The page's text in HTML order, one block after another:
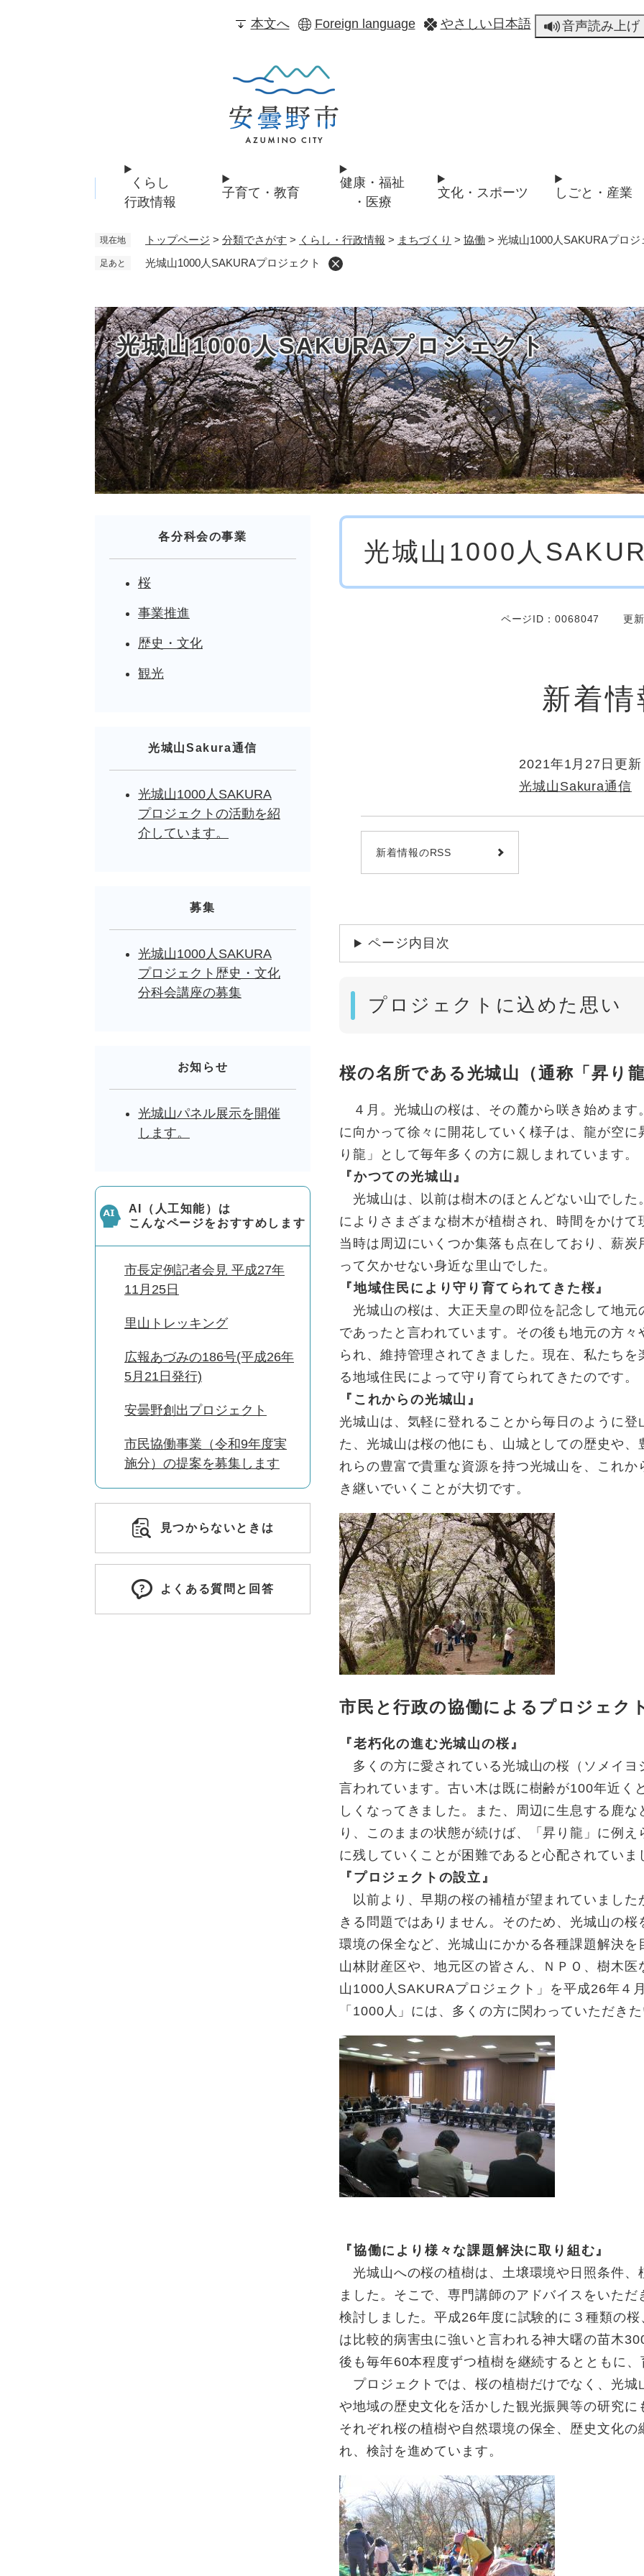
本文へ Foreign language やさしい日本語 音声読み上げ
くらし
行政情報
子育て・教育
健康・福祉
・医療
文化・スポーツ しごと・産業
現在地 トップページ > 分類でさがす > くらし・行政情報 > まちづくり > 協働 > 光城山1000人SAKURAプロジ
足あと 光城山1000人SAKURAプロジェクト
光城山1000人SAKURAプロジェクト
光城山1000人
ページID：0068047 更
新着情
2021年1月27日更新
光城山Sakura通信
新着情報のRSS
ページ内目次
プロジェクトに込めた思い
桜の名所である光城山（通称「昇り
４月。光城山の桜は、その麓から咲き始めます
に向かって徐々に開花していく様子は、龍が空
り龍」として毎年多くの方に親しまれています。
『かつての光城山』
光城山は、以前は樹木のほとんどない山でした
によりさまざまな樹木が植樹され、時間をかけ
当時は周辺にいくつか集落も点在しており、薪
って欠かせない身近な里山でした。
『地域住民により守り育てられてきた桜』
光城山の桜は、大正天皇の即位を記念して地元
であったと言われています。その後も地元の方
られ、維持管理されてきました。現在、私たち
る地域住民によって守り育てられてきたのです。
『これからの光城山』
光城山は、気軽に登れることから毎日のように
た、光城山は桜の他にも、山城としての歴史や
れらの豊富で貴重な資源を持つ光城山を、これ
き継いでいくことが大切です。
市民と行政の協働によるプロジェク
『老朽化の進む光城山の桜』
多くの方に愛されている光城山の桜（ソメイヨ
言われています。古い木は既に樹齢が100年近く
しくなってきました。また、周辺に生息する鹿
り、このままの状態が続けば、「昇り龍」に例
に残していくことが困難であると心配されていま
『プロジェクトの設立』
以前より、早期の桜の補植が望まれていました
きる問題ではありません。そのため、光城山の
環境の保全など、光城山にかかる各種課題解決
山林財産区や、地元区の皆さん、ＮＰＯ、樹木
山1000人SAKURAプロジェクト」を平成26年４
「1000人」には、多くの方に関わっていただき
『協働により様々な課題解決に取り組む』
光城山への桜の植樹は、土壌環境や日照条件、
ました。そこで、専門講師のアドバイスをいた
検討しました。平成26年度に試験的に３種類の
は比較的病害虫に強いと言われる神大曙の苗木
後も毎年60本程度ずつ植樹を継続するとともに
プロジェクトでは、桜の植樹だけでなく、光城
や地域の歴史文化を活かした観光振興等の研究
それぞれ桜の植樹や自然環境の保全、歴史文化
れ、検討を進めています。
各分科会の事業
桜
事業推進
歴史・文化
観光
光城山Sakura通信
光城山1000人SAKURA
プロジェクトの活動を紹
介しています。
募集
光城山1000人SAKURA
プロジェクト歴史・文化
分科会講座の募集
お知らせ
光城山パネル展示を開催
します。
AI（人工知能）は
こんなページをおすすめします
市長定例記者会見 平成27年
11月25日
里山トレッキング
広報あづみの186号(平成26年
5月21日発行)
安曇野創出プロジェクト
市民協働事業（令和9年度実
施分）の提案を募集します
見つからないときは
よくある質問と回答